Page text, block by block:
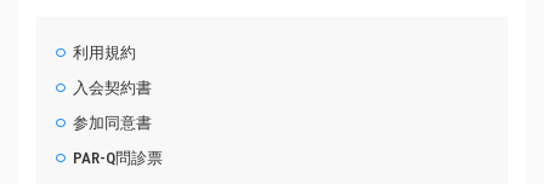
利用規約
入会契約書
参加同意書
PAR-Q問診票